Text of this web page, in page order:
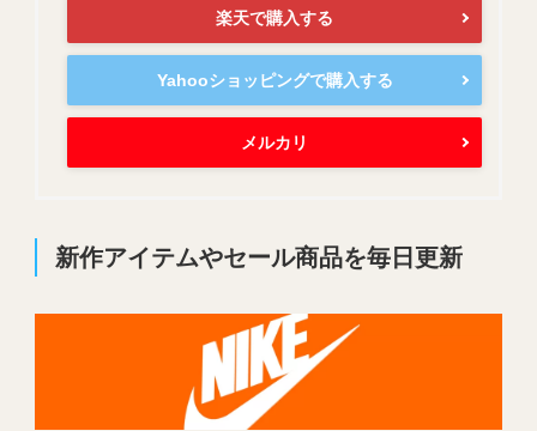
楽天で購入する
Yahooショッピングで購入する
メルカリ
新作アイテムやセール商品を毎日更新